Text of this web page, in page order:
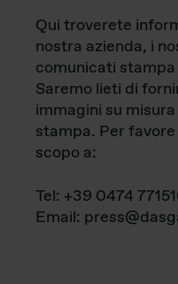
Qui troverete
nostra azienda, i
comunicati
Saremo lieti di
immagini su
stampa. Per
scopo a:
Tel: +39 0474
Email: